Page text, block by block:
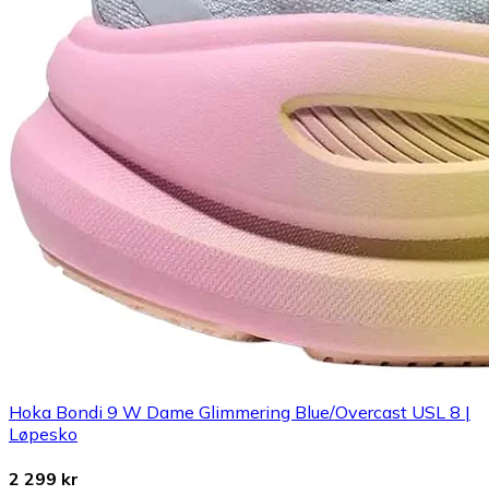
Hoka Bondi 9 W Dame Glimmering Blue/Overcast USL 8 |
Løpesko
2 299 kr